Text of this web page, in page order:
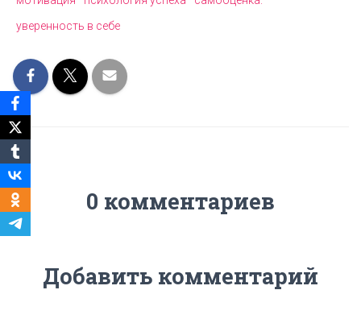
уверенность в себе
0 комментариев
Добавить комментарий